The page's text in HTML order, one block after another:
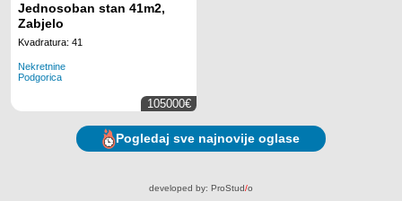
Jednosoban stan 41m2,
Zabjelo
Kvadratura: 41
Nekretnine
Podgorica
105000€
Pogledaj sve najnovije oglase
developed by: ProStud/o